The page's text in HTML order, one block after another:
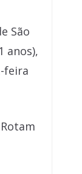
São
anos),
feira